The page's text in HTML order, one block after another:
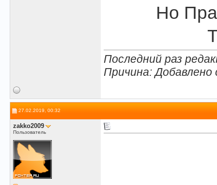
Но
Последний раз
Причина:
27.02.2019, 00:32
zakko2009
Пользователь